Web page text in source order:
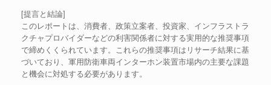
[提言と結論]
このレポートは、消費者、政策立案者、投資家、インフラストラ
クチャプロバイダーなどの利害関係者に対する実用的な推奨事項
で締めくくられています。これらの推奨事項はリサーチ結果に基
づいており、軍用防衛車両インターホン装置市場内の主要な課題
と機会に対処する必要があります。